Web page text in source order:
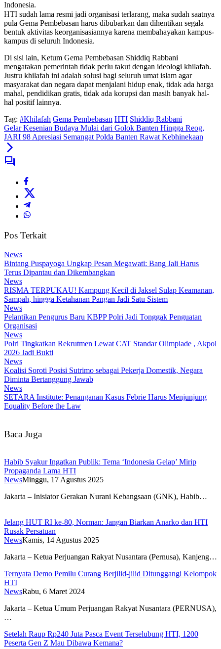
Indonesia.
HTI sudah lama resmi jadi organisasi terlarang, maka sudah saatnya
pula Gema Pembebasan harus dibubarkan dan dihentikan segala
bentuk aktivitas keorganisasiannya karena membahayakan kampus-
kampus di seluruh Indonesia.
Di sisi lain, Ketum Gema Pembebasan Shiddiq Rabbani
mengatakan pemerintah tidak perlu takut dengan ideologi khilafah.
Justru khilafah ini adalah solusi bagi seluruh umat islam agar
masyarakat dan negara dapat menjalani hidup enak, tidak ada harga
mahal, pendidikan gratis, tidak ada korupsi dan masih banyak hal-
hal positif lainnya.
Tag: #Khilafah Gema Pembebasan HTI Shiddiq Rabbani
Gelar Kesenian Budaya Mulai dari Golok Banten Hingga Reog,
JARI 98 Apresiasi Semangat Polda Banten Rawat Kebhinekaan
Pos Terkait
News
Bintang Puspayoga Ungkap Pesan Megawati: Bang Jali Harus
Terus Dipantau dan Dikembangkan
News
RISMA TERPUKAU! Kampung Kecil di Jaksel Sulap Keamanan,
Sampah, hingga Ketahanan Pangan Jadi Satu Sistem
News
Pelantikan Pengurus Baru KBPP Polri Jadi Tonggak Penguatan
Organisasi
News
Polri Tingkatkan Rekrutmen Lewat CAT Standar Olimpiade , Akpol
2026 Jadi Bukti
News
Koalisi Soroti Posisi Sutrimo sebagai Pekerja Domestik, Negara
Diminta Bertanggung Jawab
News
SETARA Institute: Penanganan Kasus Febrie Harus Menjunjung
Equality Before the Law
Baca Juga
Habib Syakur Ingatkan Publik: Tema ‘Indonesia Gelap’ Mirip
Propaganda Lama HTI
NewsMinggu, 17 Agustus 2025
Jakarta – Inisiator Gerakan Nurani Kebangsaan (GNK), Habib…
Jelang HUT RI ke-80, Norman: Jangan Biarkan Anarko dan HTI
Rusak Persatuan
NewsKamis, 14 Agustus 2025
Jakarta – Ketua Perjuangan Rakyat Nusantara (Pernusa), Kanjeng…
Ternyata Demo Pemilu Curang Berjilid-jilid Ditunggangi Kelompok
HTI
NewsRabu, 6 Maret 2024
Jakarta – Ketua Umum Perjuangan Rakyat Nusantara (PERNUSA),
…
Setelah Raup Rp240 Juta Pasca Event Terselubung HTI, 1200
Peserta Gen Z Mau Dibawa Kemana?